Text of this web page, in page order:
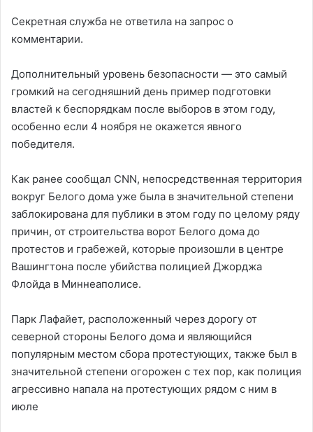
Секретная служба не ответила на запрос о
комментарии.
Дополнительный уровень безопасности — это самый
громкий на сегодняшний день пример подготовки
властей к беспорядкам после выборов в этом году,
особенно если 4 ноября не окажется явного
победителя.
Как ранее сообщал CNN, непосредственная территория
вокруг Белого дома уже была в значительной степени
заблокирована для публики в этом году по целому ряду
причин, от строительства ворот Белого дома до
протестов и грабежей, которые произошли в центре
Вашингтона после убийства полицией Джорджа
Флойда в Миннеаполисе.
Парк Лафайет, расположенный через дорогу от
северной стороны Белого дома и являющийся
популярным местом сбора протестующих, также был в
значительной степени огорожен с тех пор, как полиция
агрессивно напала на протестующих рядом с ним в
июле